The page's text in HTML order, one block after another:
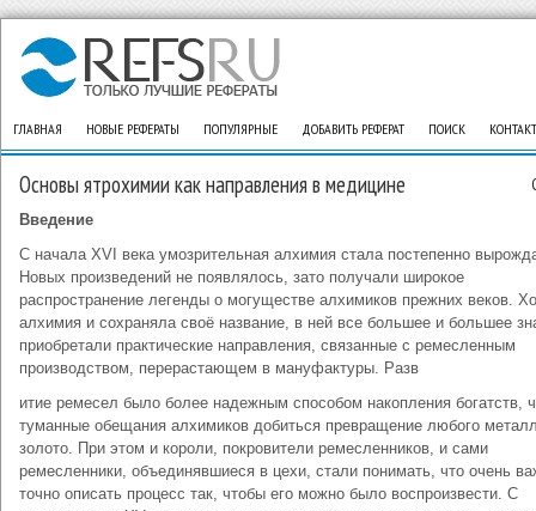
ГЛАВНАЯ НОВЫЕ РЕФЕРАТЫ ПОПУЛЯРНЫЕ ДОБАВИТЬ РЕФЕРАТ ПОИСК
Основы ятрохимии как направления в медицине
Введение
С начала XVI века умозрительная алхимия стала постепенно
Новых произведений не появлялось, зато получали широкое
распространение легенды о могуществе алхимиков прежних веков.
алхимия и сохраняла своё название, в ней все большее и большее
приобретали практические направления, связанные с ремесленным
производством, перерастающем в мануфактуры. Разв
итие ремесел было более надежным способом накопления богатств,
туманные обещания алхимиков добиться превращение любого
золото. При этом и короли, покровители ремесленников, и сами
ремесленники, объединявшиеся в цехи, стали понимать, что очень
точно описать процесс так, чтобы его можно было воспроизвести. С